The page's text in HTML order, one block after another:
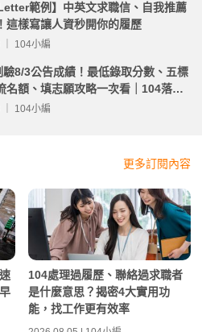
範例】中英文求職信、自我推薦
這樣寫讓人資秒開你的履歷
104小編
驗8/3公告成績！最低錄取分數、五標
名額、填志願攻略一次看｜104落點
104小編
更多訂閱內容
104處理過履歷、聯絡過求職者
是什麼意思？揭密4大實用功
能，找工作更有效率